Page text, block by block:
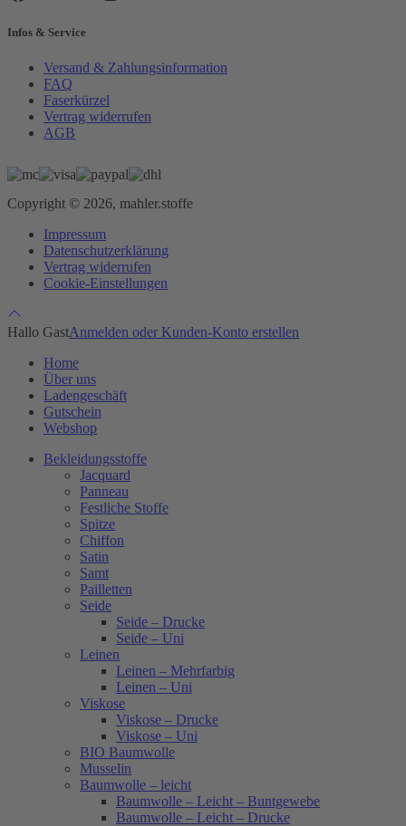
Infos & Service
Versand & Zahlungsinformation
FAQ
Faserkürzel
Vertrag widerrufen
AGB
Copyright © 2026, mahler.stoffe
Impressum
Datenschutzerklärung
Vertrag widerrufen
Cookie-Einstellungen
Hallo GastAnmelden oder Kunden-Konto erstellen
Home
Über uns
Ladengeschäft
Gutschein
Webshop
Bekleidungsstoffe
Jacquard
Panneau
Festliche Stoffe
Spitze
Chiffon
Satin
Samt
Pailletten
Seide
Seide – Drucke
Seide – Uni
Leinen
Leinen – Mehrfarbig
Leinen – Uni
Viskose
Viskose – Drucke
Viskose – Uni
BIO Baumwolle
Musselin
Baumwolle – leicht
Baumwolle – Leicht – Buntgewebe
Baumwolle – Leicht – Drucke